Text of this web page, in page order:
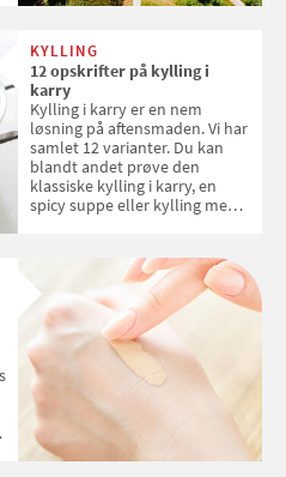
KYLLING
12 opskrifter på kylling i
karry
Kylling i karry er en nem
løsning på aftensmaden. Vi har
samlet 12 varianter. Du kan
blandt andet prøve den
klassiske kylling i karry, en
spicy suppe eller kylling med